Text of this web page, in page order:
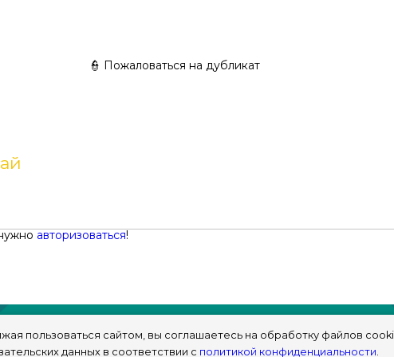
👮 Пожаловаться на дубликат
авторизоваться!
пользоваться сайтом, вы соглашаетесь на обработку файлов
данных в соответствии с политикой конфиденциальности.